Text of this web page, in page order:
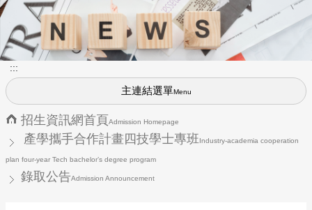
博士班最新公告上方形象圖
:::
主連結選單Menu
招生資訊網首頁Admission Homepage
產學攜手合作計畫四技學士專班Industry-academia cooperation
plan four-year Tech bachelor’s degree program
錄取公告Admission Announcement